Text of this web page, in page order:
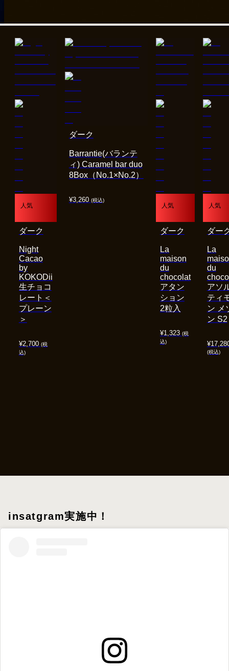
人気
¥2,700 (税
込)
Night
Cacao
by
KOKODii
生チョコ
レート＜
プレーン
＞
ダーク
¥3,260 (税込)
Barrantie(バランテ
ィ) Caramel bar duo
8Box（No.1×No.2）
ダーク
人気
¥1,323 (税
込)
La
maison
du
chocolat
アタン
ション
2粒入
ダーク
人気
¥
(税込)
La
du
アソ
ティ
ン メ
ン S2
ダー
insatgram実施中！